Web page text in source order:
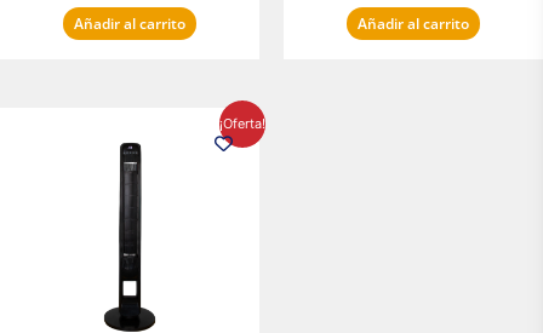
Añadir al carrito Añadir al carrito
¡Oferta!
original
era:
precio
actual